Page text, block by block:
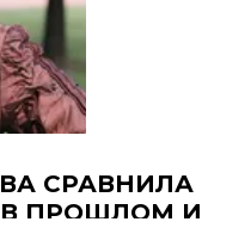
СРАВНИЛА
ПРОШЛОМ И